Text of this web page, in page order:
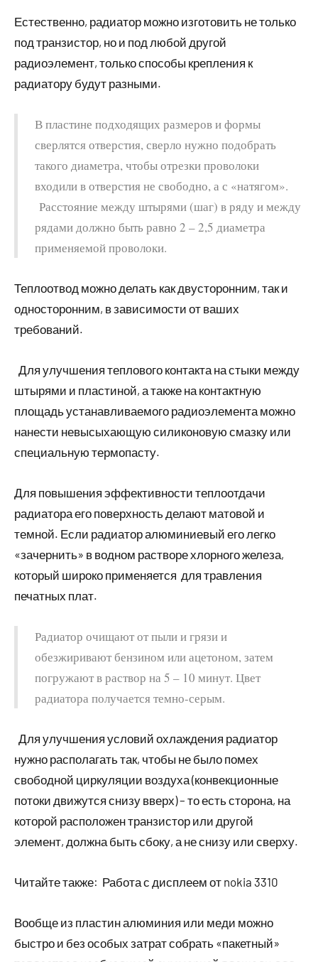
Естественно, радиатор можно изготовить не только
под транзистор, но и под любой другой
радиоэлемент, только способы крепления к
радиатору будут разными.
В пластине подходящих размеров и формы
сверлятся отверстия, сверло нужно подобрать
такого диаметра, чтобы отрезки проволоки
входили в отверстия не свободно, а с «натягом».
Расстояние между штырями (шаг) в ряду и между
рядами должно быть равно 2 – 2,5 диаметра
применяемой проволоки.
Теплоотвод можно делать как двусторонним, так и
односторонним, в зависимости от ваших
требований.
Для улучшения теплового контакта на стыки между
штырями и пластиной, а также на контактную
площадь устанавливаемого радиоэлемента можно
нанести невысыхающую силиконовую смазку или
специальную термопасту.
Для повышения эффективности теплоотдачи
радиатора его поверхность делают матовой и
темной. Если радиатор алюминиевый его легко
«зачернить» в водном растворе хлорного железа,
который широко применяется для травления
печатных плат.
Радиатор очищают от пыли и грязи и
обезжиривают бензином или ацетоном, затем
погружают в раствор на 5 – 10 минут. Цвет
радиатора получается темно-серым.
Для улучшения условий охлаждения радиатор
нужно располагать так, чтобы не было помех
свободной циркуляции воздуха (конвекционные
потоки движутся снизу вверх) – то есть сторона, на
которой расположен транзистор или другой
элемент, должна быть сбоку, а не снизу или сверху.
Читайте также: Работа с дисплеем от nokia 3310
Вообще из пластин алюминия или меди можно
быстро и без особых затрат собрать «пакетный»